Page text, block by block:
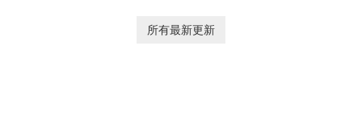
Microsoft Windows 的历史悠
designed to help you
所有最新更新